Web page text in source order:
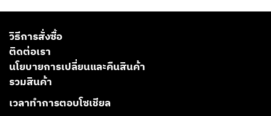
วิธีการสั่งซื้อ
ติดต่อเรา
นโยบายการเปลี่ยนและคืนสินค้า
รวมสินค้า
เวลาทำการตอบโซเชียล